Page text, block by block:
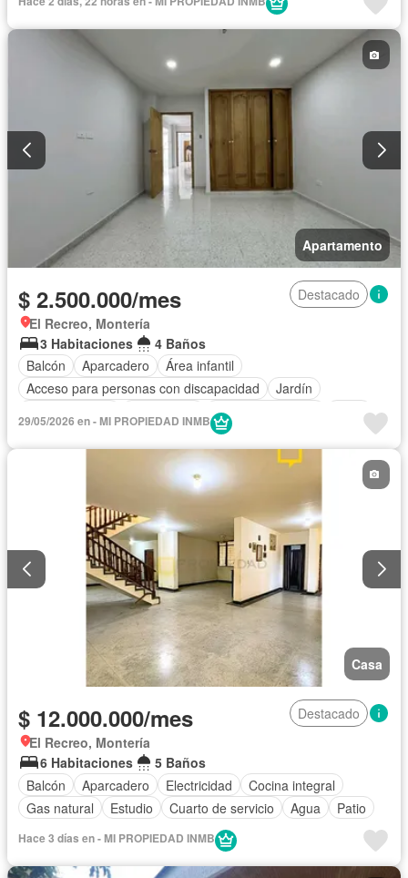
Apartamento
$ 2.500.000/mes
Destacado
El Recreo, Montería
3 Habitaciones
4 Baños
Balcón
Aparcadero
Área infantil
Acceso para personas con discapacidad
Jardín
Cuarto de servicio
29/05/2026 en - MI PROPIEDAD INMB
Casa
$ 12.000.000/mes
Destacado
El Recreo, Montería
6 Habitaciones
5 Baños
Balcón
Aparcadero Electricidad
Cocina integral
Gas natural
Estudio Cuarto de servicio Agua Patio
Hace 3 días en - MI PROPIEDAD INMB